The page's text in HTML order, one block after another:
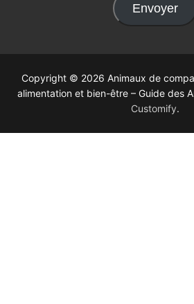
Envoyer
Copyright © 2026 Animaux de
alimentation et bien-être – Guide des
Customify.